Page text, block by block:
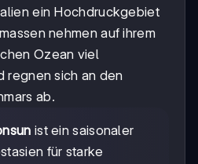
ein Hochdruckgebiet
nehmen auf ihrem
Ozean viel
regnen sich an den
ab.
ist ein saisonaler
für starke